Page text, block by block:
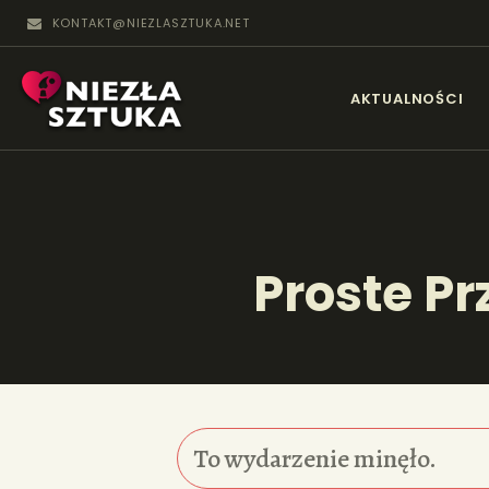
KONTAKT@NIEZLASZTUKA.NET
AKTUALNOŚCI
Proste
To wydarzenie minęło.